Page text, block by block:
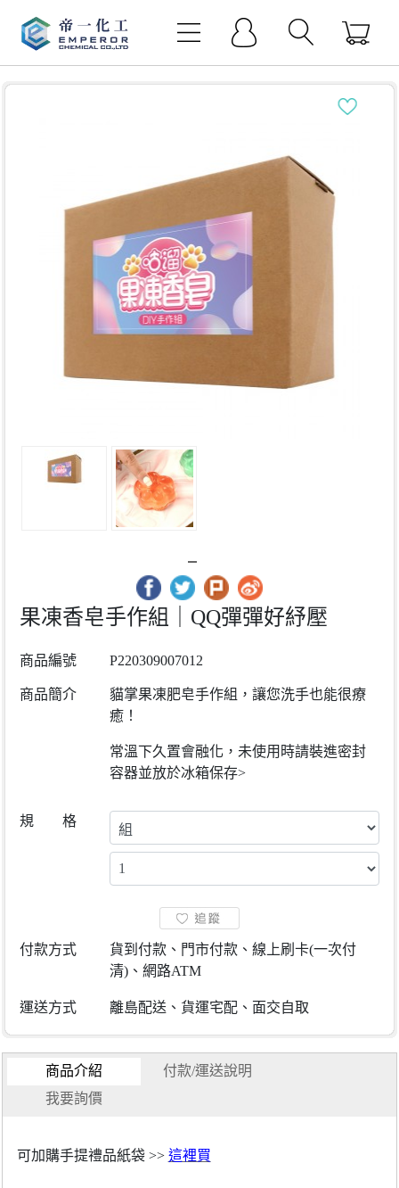
果凍香皂手作組｜QQ彈彈好紓壓
商品編號 P220309007012
商品簡介
貓掌果凍肥皂手作組，讓您洗手也能很療
癒！
常溫下久置會融化， 未使用時請裝進密封
容器並放於冰箱保存>
規 格
付款方式
貨到付款、門市付款、線上刷卡(一次付
清)、網路ATM
運送方式 離島配送、貨運宅配、面交自取
商品介紹
付款/運送說明
我要詢價
可加購手提禮品紙袋 >> 這裡買